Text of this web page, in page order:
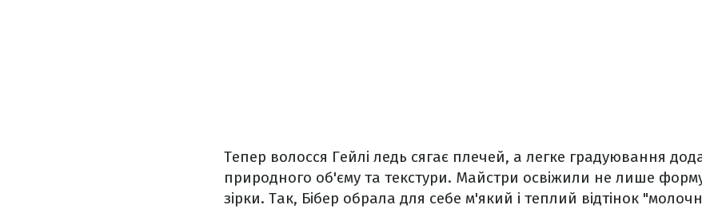
Тепер волосся Гейлі ледь сягає плечей, а легке градуювання
природного об'єму та текстури. Майстри освіжили не лише
зірки. Так, Бібер обрала для себе м'який і теплий відтінок